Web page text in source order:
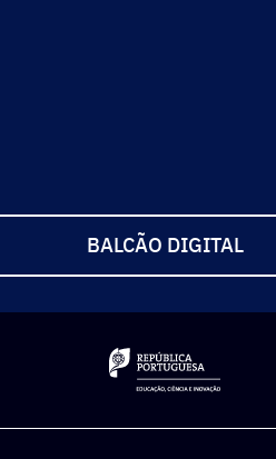
BALCÃO DIGITAL